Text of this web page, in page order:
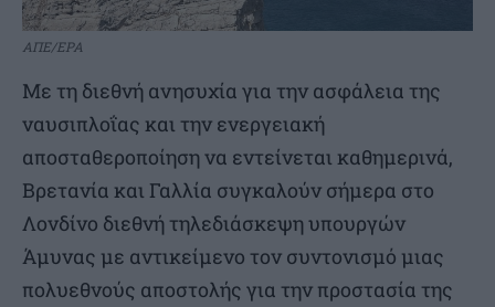
ΑΠΕ/EPA
Με τη διεθνή ανησυχία για την ασφάλεια της
ναυσιπλοΐας και την ενεργειακή
αποσταθεροποίηση να εντείνεται καθημερινά,
Βρετανία και Γαλλία συγκαλούν σήμερα στο
Λονδίνο διεθνή τηλεδιάσκεψη υπουργών
Άμυνας με αντικείμενο τον συντονισμό μιας
πολυεθνούς αποστολής για την προστασία της